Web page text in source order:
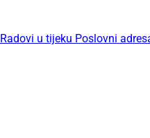
Radovi u tijeku Poslovni